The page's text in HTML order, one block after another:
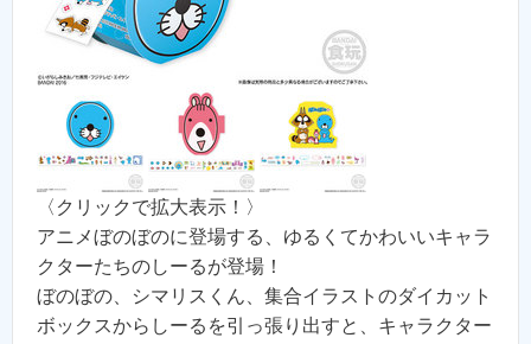
〈クリックで拡大表示！〉
アニメぼのぼのに登場する、ゆるくてかわいいキャラ
クターたちのしーるが登場！
ぼのぼの、シマリスくん、集合イラストのダイカット
ボックスからしーるを引っ張り出すと、キャラクター